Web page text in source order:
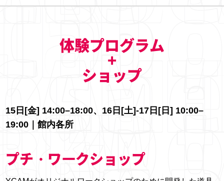
体験プログラム
+
ショップ
15日[金] 14:00–18:00、16日[土]-17日[日] 10:00–
19:00｜館内各所
プチ・ワークショップ